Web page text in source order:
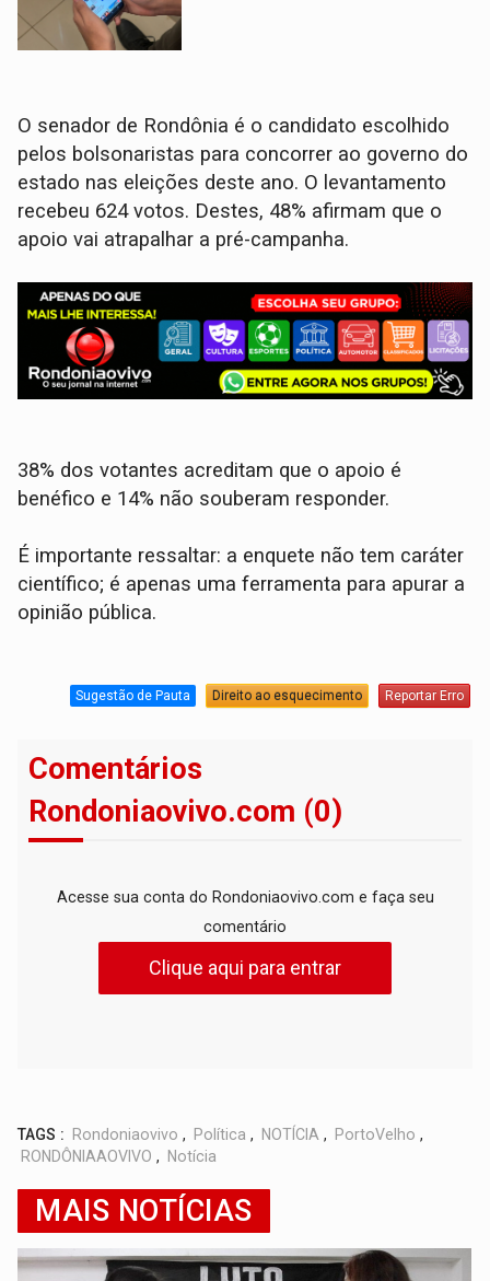
O senador de Rondônia é o candidato escolhido
pelos bolsonaristas para concorrer ao governo do
estado nas eleições deste ano. O levantamento
recebeu 624 votos. Destes, 48% afirmam que o
apoio vai atrapalhar a pré-campanha.
38% dos votantes acreditam que o apoio é
benéfico e 14% não souberam responder.
É importante ressaltar: a enquete não tem caráter
científico; é apenas uma ferramenta para apurar a
opinião pública.
Sugestão de Pauta Direito ao esquecimento Reportar Erro
Comentários
Rondoniaovivo.com (0)
Acesse sua conta do Rondoniaovivo.com e faça seu
comentário
Clique aqui para entrar
TAGS : Rondoniaovivo , Política , NOTÍCIA , PortoVelho ,
RONDÔNIAAOVIVO , Notícia
MAIS NOTÍCIAS